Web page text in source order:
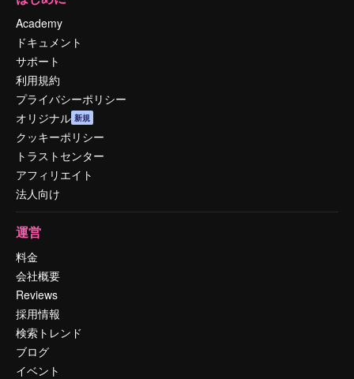
Academy
ドキュメント
サポート
利用規約
プライバシーポリシー
オリジナル 新規
クッキーポリシー
トラストセンター
アフィリエイト
法人向け
運営
料金
会社概要
Reviews
採用情報
検索トレンド
ブログ
イベント